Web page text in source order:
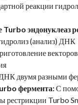
реакции
эндонуклеаз
(анализ) ДНК
двумя разными
фермента:С
рестрикции Turbo